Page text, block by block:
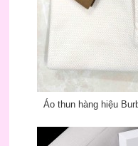
Áo thun hàng hiệu